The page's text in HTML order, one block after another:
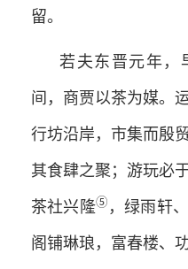
留。
若夫东晋元年，
间，商贾以茶为媒。
行坊沿岸，市集而殷
其食肆之聚；游玩必
茶社兴隆⑤ ，绿雨轩
阁铺琳琅，富春楼、